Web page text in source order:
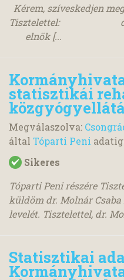
Kérem, szíveskedjen
Tisztelettel: dr.
elnök [...
statisztikái
Megválaszolva:
által Tóparti Peni
Sikeres
Tóparti Peni részére
küldöm dr. Molnár
levelét. Tisztelettel, dr.
Statisztikai